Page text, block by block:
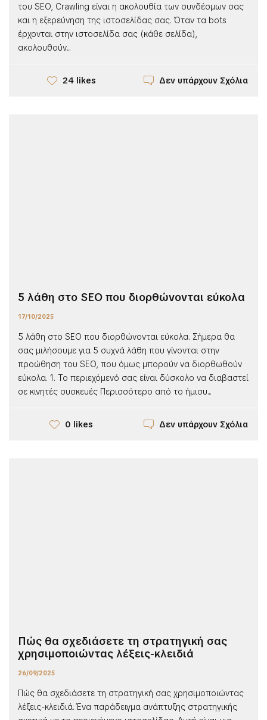
του SEO, Crawling είναι η ακολουθία των συνδέσμων σας
και η εξερεύνηση της ιστοσελίδας σας. Όταν τα bots
έρχονται στην ιστοσελίδα σας (κάθε σελίδα),
ακολουθούν...
24 likes Δεν υπάρχουν Σχόλια
5 λάθη στo SEO που διορθώνονται εύκολα
17/10/2025
5 λάθη στo SEO που διορθώνονται εύκολα. Σήμερα θα
σας μιλήσουμε για 5 συχνά λάθη που γίνονται στην
προώθηση του SEO, που όμως μπορούν να διορθωθούν
εύκολα. 1. Το περιεχόμενό σας είναι δύσκολο να διαβαστεί
σε κινητές συσκευές Περισσότερο από το ήμισυ...
0 likes Δεν υπάρχουν Σχόλια
Πώς θα σχεδιάσετε τη στρατηγική σας
χρησιμοποιώντας λέξεις-κλειδιά
26/09/2025
Πώς θα σχεδιάσετε τη στρατηγική σας χρησιμοποιώντας
λέξεις-κλειδιά. Ένα παράδειγμα ανάπτυξης στρατηγικής